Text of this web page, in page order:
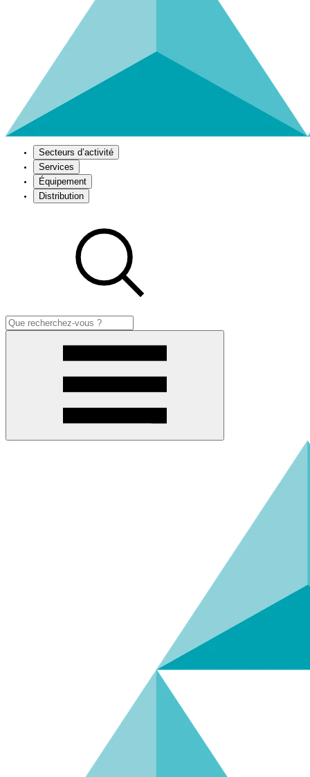
Secteurs d’activité
Services
Équipement
Distribution